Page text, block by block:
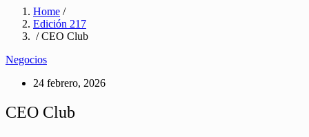
Home /
Edición 217
/ CEO Club
Negocios
24 febrero, 2026
CEO Club